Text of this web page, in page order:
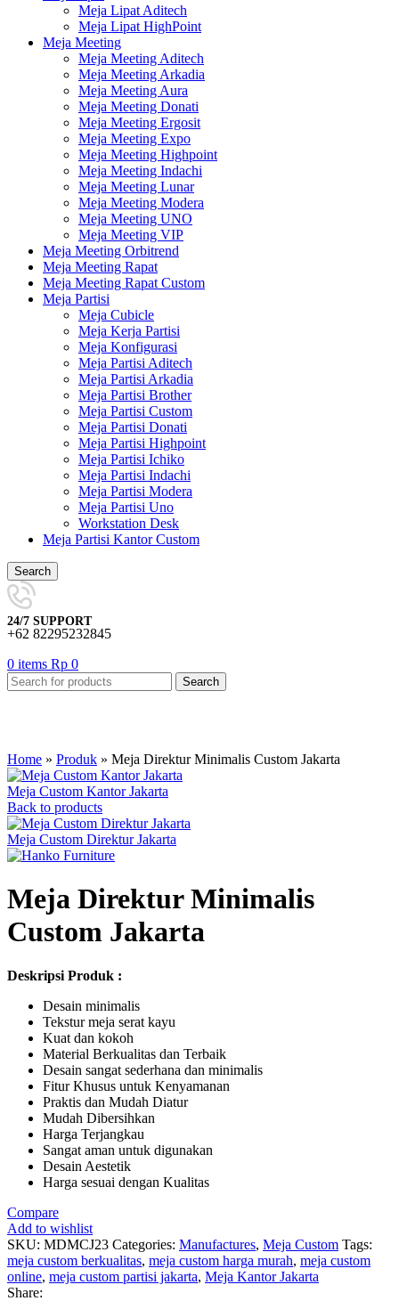
Meja Lipat Aditech
Meja Lipat HighPoint
Meja Meeting
Meja Meeting Aditech
Meja Meeting Arkadia
Meja Meeting Aura
Meja Meeting Donati
Meja Meeting Ergosit
Meja Meeting Expo
Meja Meeting Highpoint
Meja Meeting Indachi
Meja Meeting Lunar
Meja Meeting Modera
Meja Meeting UNO
Meja Meeting VIP
Meja Meeting Orbitrend
Meja Meeting Rapat
Meja Meeting Rapat Custom
Meja Partisi
Meja Cubicle
Meja Kerja Partisi
Meja Konfigurasi
Meja Partisi Aditech
Meja Partisi Arkadia
Meja Partisi Brother
Meja Partisi Custom
Meja Partisi Donati
Meja Partisi Highpoint
Meja Partisi Ichiko
Meja Partisi Indachi
Meja Partisi Modera
Meja Partisi Uno
Workstation Desk
Meja Partisi Kantor Custom
Search
24/7 SUPPORT
+62 82295232845
0 items Rp 0
Search
Home » Produk » Meja Direktur Minimalis Custom Jakarta
Meja Custom Kantor Jakarta
Back to products
Meja Custom Direktur Jakarta
Meja Direktur Minimalis
Custom Jakarta
Deskripsi Produk :
Desain minimalis
Tekstur meja serat kayu
Kuat dan kokoh
Material Berkualitas dan Terbaik
Desain sangat sederhana dan minimalis
Fitur Khusus untuk Kenyamanan
Praktis dan Mudah Diatur
Mudah Dibersihkan
Harga Terjangkau
Sangat aman untuk digunakan
Desain Aestetik
Harga sesuai dengan Kualitas
Compare
Add to wishlist
SKU: MDMCJ23 Categories: Manufactures, Meja Custom Tags:
meja custom berkualitas, meja custom harga murah, meja custom
online, meja custom partisi jakarta, Meja Kantor Jakarta
Share: